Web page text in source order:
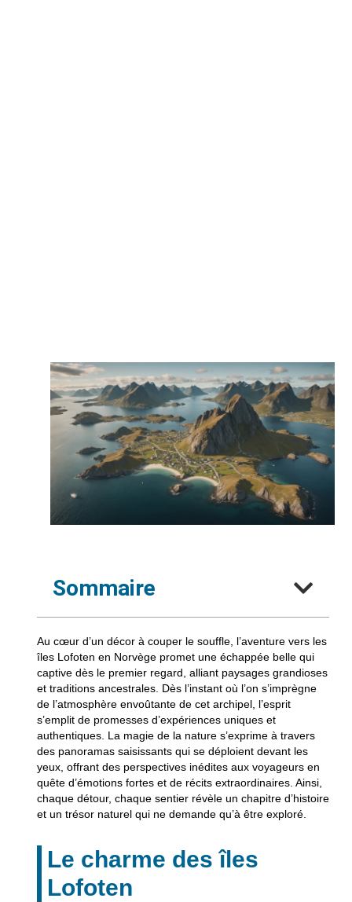
Sommaire
Au cœur d’un décor à couper le souffle, l’aventure vers les
îles Lofoten en Norvège promet une échappée belle qui
captive dès le premier regard, alliant paysages grandioses
et traditions ancestrales. Dès l’instant où l’on s’imprègne
de l’atmosphère envoûtante de cet archipel, l’esprit
s’emplit de promesses d’expériences uniques et
authentiques. La magie de la nature s’exprime à travers
des panoramas saisissants qui se déploient devant les
yeux, offrant des perspectives inédites aux voyageurs en
quête d’émotions fortes et de récits extraordinaires. Ainsi,
chaque détour, chaque sentier révèle un chapitre d’histoire
et un trésor naturel qui ne demande qu’à être exploré.
Le charme des îles
Lofoten